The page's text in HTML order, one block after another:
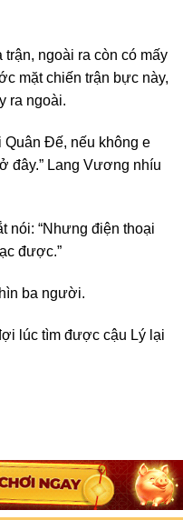
ngoài ra còn có mấy
mặt chiến trận bực này,
ra ngoài.
Quân Đế, nếu không e
đây.” Lang Vương nhíu
nói: “Nhưng điện thoại
được.”
ba người.
lúc tìm được cậu Lý lại